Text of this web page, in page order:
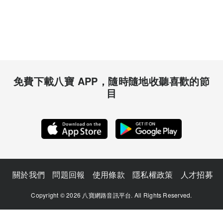
免費下載八寶 APP，隨時隨地收聽喜歡的節
目
關於我們 問題回報 使用條款 隱私權政策 人才招募
Copyright © 2026 八寶網路音訊平台. All Rights Reserved.